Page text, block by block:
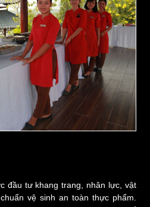
đầu tư khang trang, nhân lực, vật
vệ sinh an toàn thực phẩm.